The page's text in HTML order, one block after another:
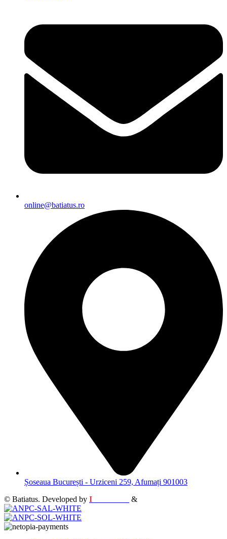
online@batiatus.ro
Șoseaua București - Urziceni 259, Afumați 901003
© Batiatus. Developed by I &